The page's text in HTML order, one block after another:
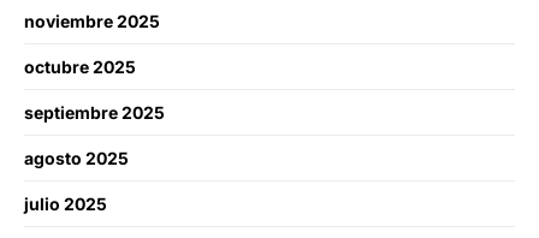
noviembre 2025
octubre 2025
septiembre 2025
agosto 2025
julio 2025